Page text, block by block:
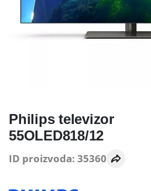
Philips televizor
55OLED818/12
ID proizvoda: 35360